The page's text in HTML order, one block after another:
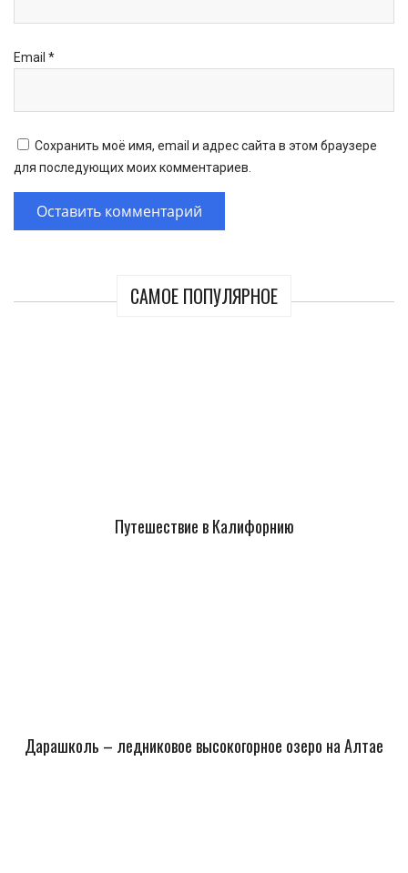
САМОЕ ПОПУЛЯРНОЕ
Путешествие в Калифорнию
Дарашколь – ледниковое высокогорное озеро на Алтае
Email *
Сохранить моё имя, email и адрес сайта в этом браузере
для последующих моих комментариев.